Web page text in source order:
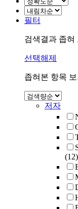
필터
검색결과 좁혀
선택해제
좁혀본 항목
저자
(12)